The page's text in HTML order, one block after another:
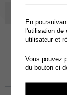
Ma
En
l'utilisation de
utilisateur et
Vous pouvez
du bouton ci-